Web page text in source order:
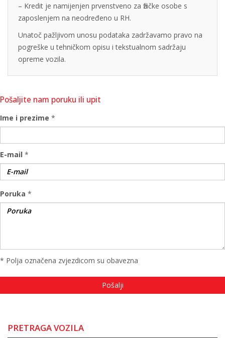
– Kredit je namijenjen prvenstveno za fizičke osobe s
zaposlenjem na neodređeno u RH.
Unatoč pažljivom unosu podataka zadržavamo pravo na
pogreške u tehničkom opisu i tekstualnom sadržaju
opreme vozila.
Pošaljite nam poruku ili upit
Ime i prezime *
E-mail *
Poruka *
* Polja označena zvjezdicom su obavezna
PRETRAGA VOZILA